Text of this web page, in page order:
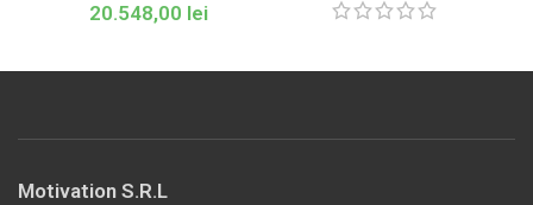
20.548,00 lei
Motivation S.R.L